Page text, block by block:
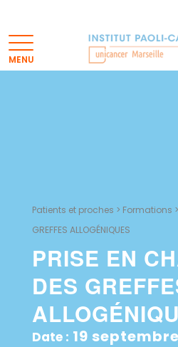
Patients et proches > Formations >
GREFFES ALLOGÉNIQUES
PRISE EN
DES
Date : 19